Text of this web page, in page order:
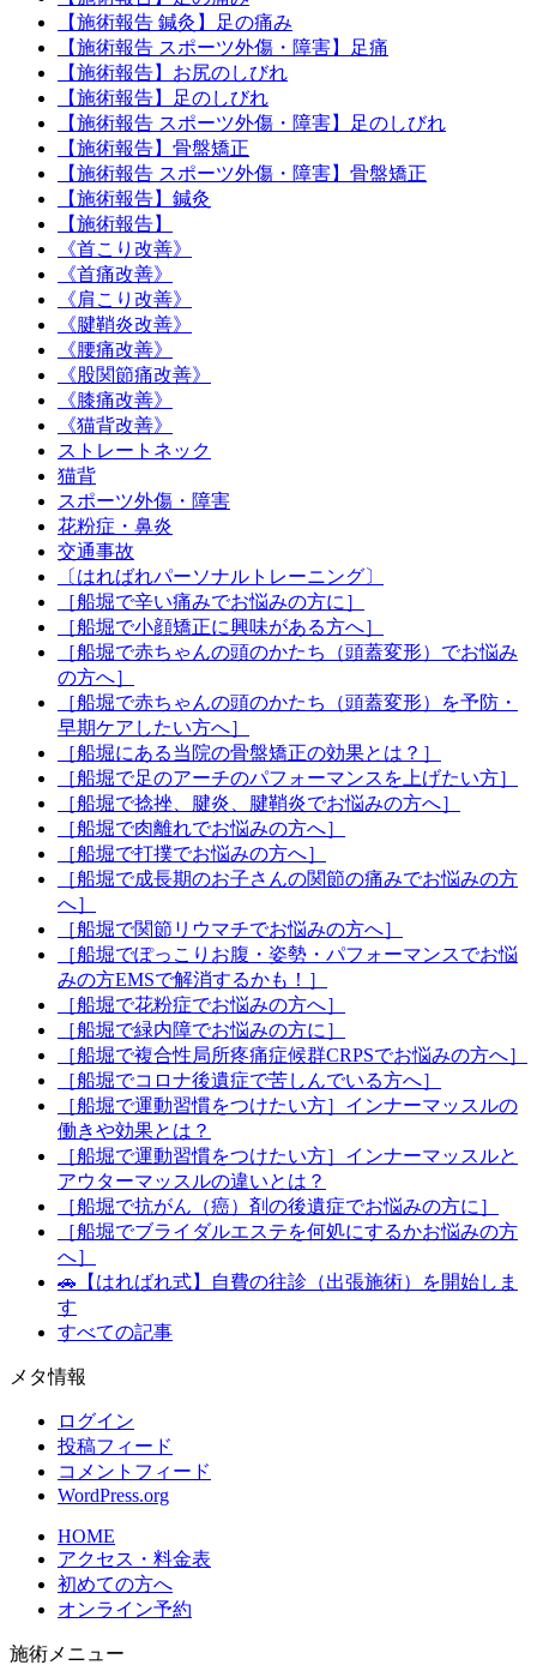
【施術報告 鍼灸】足の痛み
【施術報告 スポーツ外傷・障害】足痛
【施術報告】お尻のしびれ
【施術報告】足のしびれ
【施術報告 スポーツ外傷・障害】足のしびれ
【施術報告】骨盤矯正
【施術報告 スポーツ外傷・障害】骨盤矯正
【施術報告】鍼灸
【施術報告】
《首こり改善》
《首痛改善》
《肩こり改善》
《腱鞘炎改善》
《腰痛改善》
《股関節痛改善》
《膝痛改善》
《猫背改善》
ストレートネック
猫背
スポーツ外傷・障害
花粉症・鼻炎
交通事故
〔はればれパーソナルトレーニング〕
［船堀で辛い痛みでお悩みの方に］
［船堀で小顔矯正に興味がある方へ］
［船堀で赤ちゃんの頭のかたち（頭蓋変形）でお悩み
の方へ］
［船堀で赤ちゃんの頭のかたち（頭蓋変形）を予防・
早期ケアしたい方へ］
［船堀にある当院の骨盤矯正の効果とは？］
［船堀で足のアーチのパフォーマンスを上げたい方］
［船堀で捻挫、腱炎、腱鞘炎でお悩みの方へ］
［船堀で肉離れでお悩みの方へ］
［船堀で打撲でお悩みの方へ］
［船堀で成長期のお子さんの関節の痛みでお悩みの方
へ］
［船堀で関節リウマチでお悩みの方へ］
［船堀でぽっこりお腹・姿勢・パフォーマンスでお悩
みの方EMSで解消するかも！］
［船堀で花粉症でお悩みの方へ］
［船堀で緑内障でお悩みの方に］
［船堀で複合性局所疼痛症候群CRPSでお悩みの方へ］
［船堀でコロナ後遺症で苦しんでいる方へ］
［船堀で運動習慣をつけたい方］インナーマッスルの
働きや効果とは？
［船堀で運動習慣をつけたい方］インナーマッスルと
アウターマッスルの違いとは？
［船堀で抗がん（癌）剤の後遺症でお悩みの方に］
［船堀でブライダルエステを何処にするかお悩みの方
へ］
🚗【はればれ式】自費の往診（出張施術）を開始しま
す
すべての記事
メタ情報
ログイン
投稿フィード
コメントフィード
WordPress.org
HOME
アクセス・料金表
初めての方へ
オンライン予約
施術メニュー